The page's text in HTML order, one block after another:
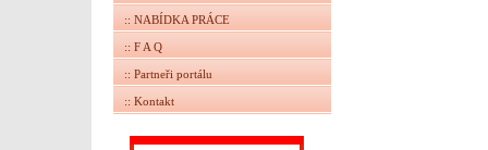
:: NABÍDKA PRÁCE
:: F A Q
:: Partneři portálu
:: Kontakt